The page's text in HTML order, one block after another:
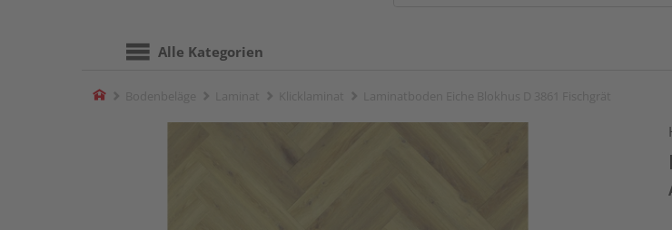
Alle Kategorien
Home